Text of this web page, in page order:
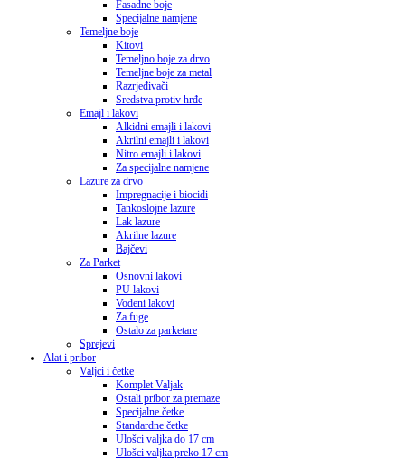
Fasadne boje
Specijalne namjene
Temeljne boje
Kitovi
Temeljno boje za drvo
Temeljne boje za metal
Razrjeđivači
Sredstva protiv hrđe
Emajl i lakovi
Alkidni emajli i lakovi
Akrilni emajli i lakovi
Nitro emajli i lakovi
Za specijalne namjene
Lazure za drvo
Impregnacije i biocidi
Tankoslojne lazure
Lak lazure
Akrilne lazure
Bajčevi
Za Parket
Osnovni lakovi
PU lakovi
Vodeni lakovi
Za fuge
Ostalo za parketare
Sprejevi
Alat i pribor
Valjci i četke
Komplet Valjak
Ostali pribor za premaze
Specijalne četke
Standardne četke
Ulošci valjka do 17 cm
Ulošci valjka preko 17 cm